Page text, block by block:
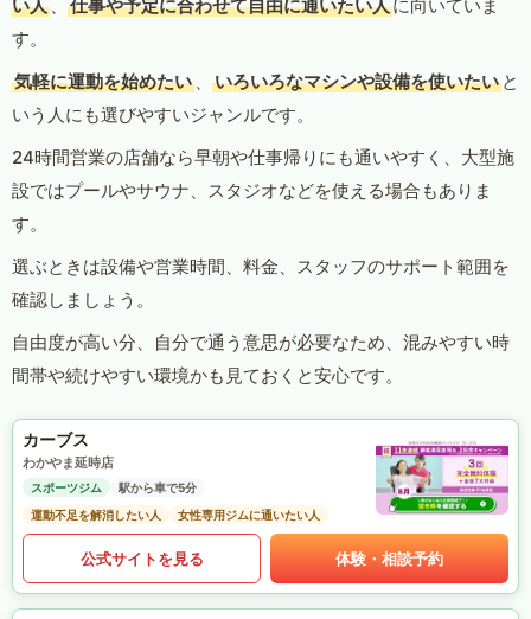
い人 、 仕事や予定に合わせて自由に通いたい人に向いていま
す。
気軽に運動を始めたい 、 いろいろなマシンや設備を使いたい と
いう人にも選びやすいジャンルです。
24時間営業の店舗なら早朝や仕事帰りにも通いやすく、大型施
設ではプールやサウナ、スタジオなどを使える場合もありま
す。
選ぶときは設備や営業時間、料金、スタッフのサポート範囲を
確認しましょう。
自由度が高い分、自分で通う意思が必要なため、混みやすい時
間帯や続けやすい環境かも見ておくと安心です。
カーブス
わかやま延時店
スポーツジム
駅から車で5分
運動不足を解消したい人
女性専用ジムに通いたい人
公式サイトを見る 体験・相談予約